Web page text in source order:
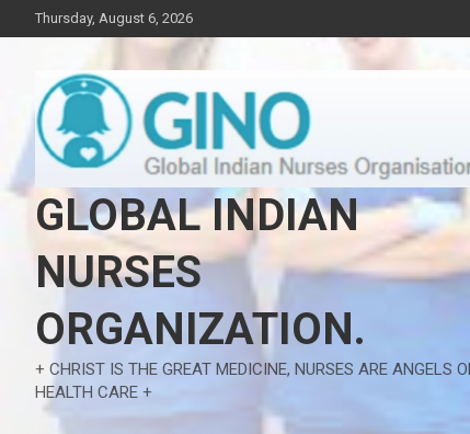
to
Thursday, August 6, 2026
GLOBAL INDIAN
NURSES
ORGANIZATION.
+ CHRIST IS THE GREAT MEDICINE, NURSES ARE ANGELS
HEALTH CARE +